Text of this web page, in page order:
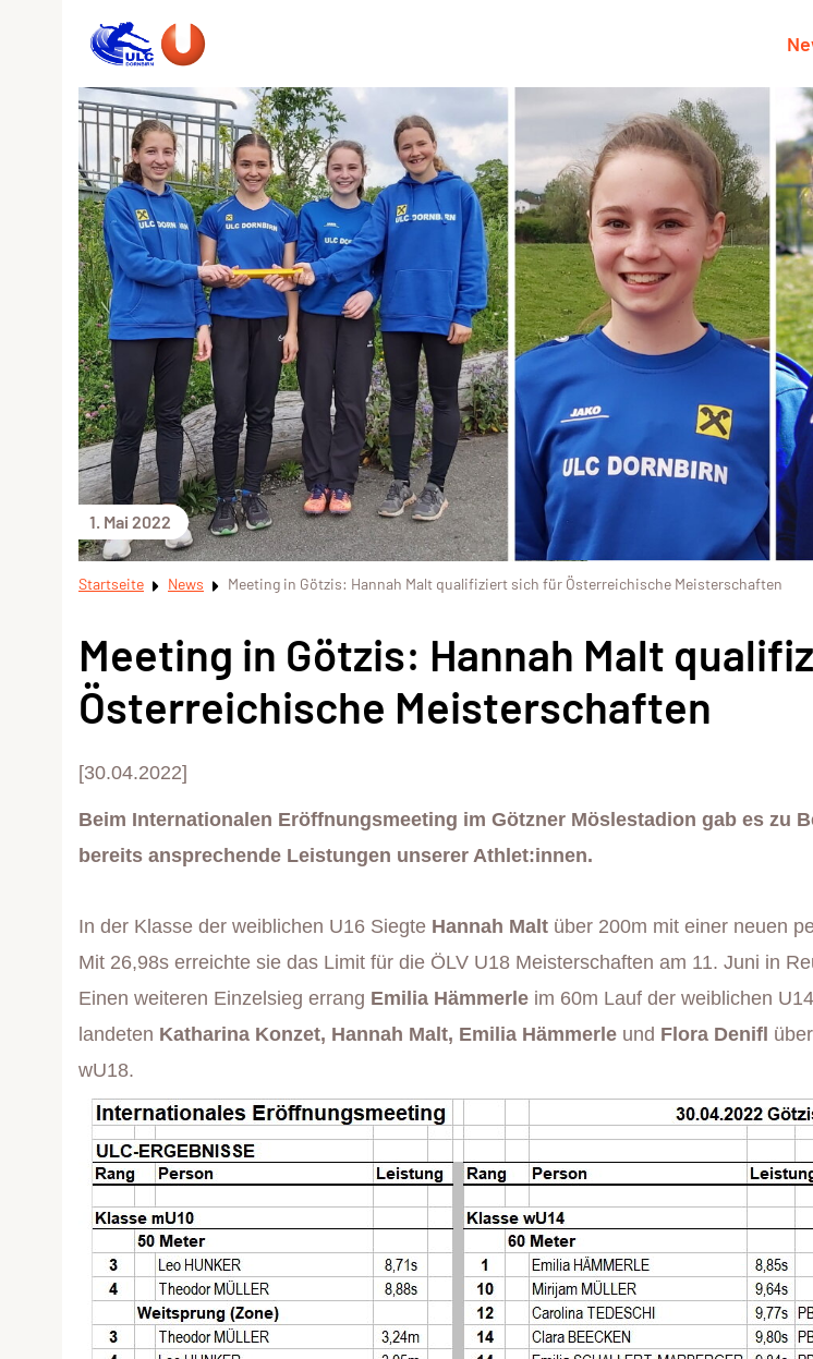
1. Mai 2022
Startseite News Meeting in Götzis: Hannah Malt qualifiziert sich für Österreichische Meisterschaften
Meeting in Götzis: Hannah Malt
Österreichische Meisterschaften
[30.04.2022]
Beim Internationalen Eröffnungsmeeting im Götzner Möslestadion gab es zu
bereits ansprechende Leistungen unserer Athlet:innen.
In der Klasse der weiblichen U16 Siegte Hannah Malt über 200m mit einer neuen
Mit 26,98s erreichte sie das Limit für die ÖLV U18 Meisterschaften am 11. Juni in
Einen weiteren Einzelsieg errang Emilia Hämmerle im 60m Lauf der weiblichen
landeten Katharina Konzet, Hannah Malt, Emilia Hämmerle und Flora Denifl
wU18.